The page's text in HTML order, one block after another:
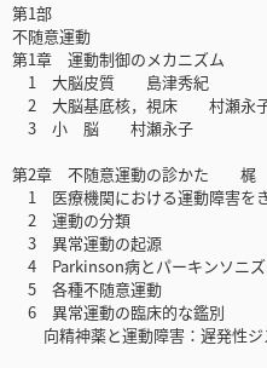
第1部
不随意運動
第1章 運動制御のメカニズム
1 大脳皮質 島津秀紀
2 大脳基底核，視床 村瀬永
3 小 脳 村瀬永子
第2章 不随意運動の診かた 梶
1 医療機関における運動障害を
2 運動の分類
3 異常運動の起源
4 Parkinson病とパーキンソニ
5 各種不随意運動
6 異常運動の臨床的な鑑別
向精神薬と運動障害：遅発性ジ